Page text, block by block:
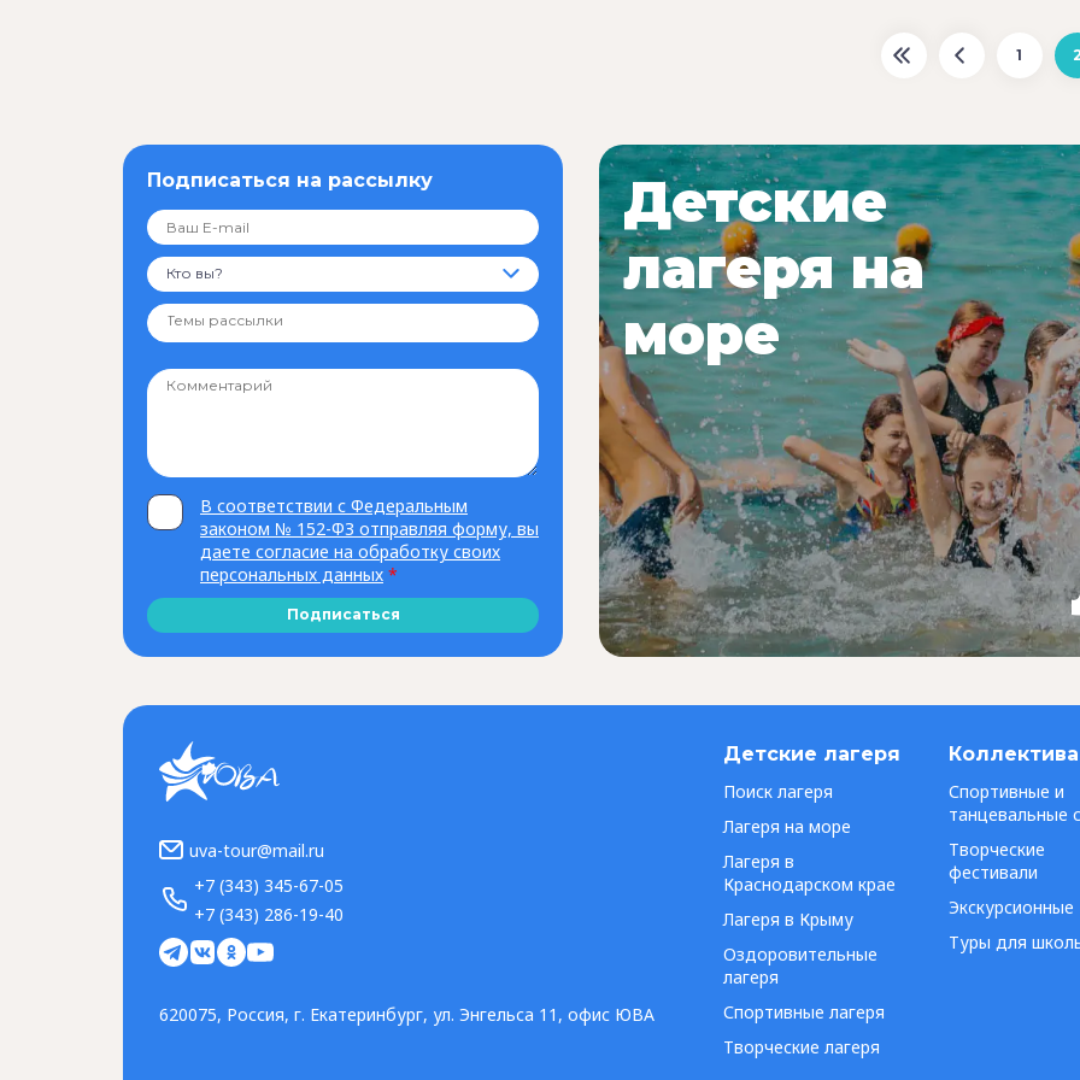
1
Подписаться на рассылку
Кто вы?
В соответствии с Федеральным
законом № 152-ФЗ отправляя форму, вы
даете согласие на обработку своих
персональных данных *
Подписаться
Детские
лагеря на
море
uva-tour@mail.ru
+7 (343) 345-67-05
+7 (343) 286-19-40
620075, Россия, г. Екатеринбург, ул. Энгельса 11, офис ЮВА
Детские лагеря
Поиск лагеря
Лагеря на море
Лагеря в
Краснодарском крае
Лагеря в Крыму
Оздоровительные
лагеря
Спортивные лагеря
Творческие лагеря
Спортивные и
танцевальные
Творческие
фестивали
Туры для